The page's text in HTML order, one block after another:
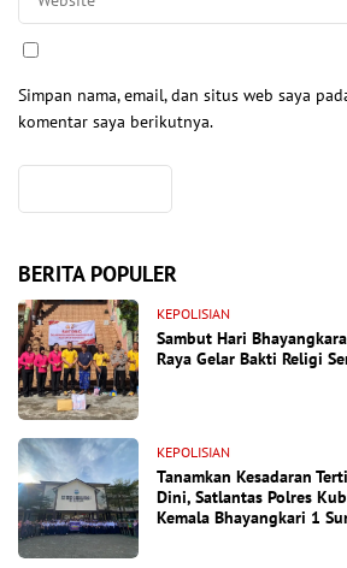
Simpan nama, email, dan situs web saya
komentar saya berikutnya.
BERITA POPULER
KEPOLISIAN
Sambut Hari
Raya Gelar Bakti Religi
KEPOLISIAN
Tanamkan Kesadaran
Dini, Satlantas Polres
Kemala Bhayangkari 1